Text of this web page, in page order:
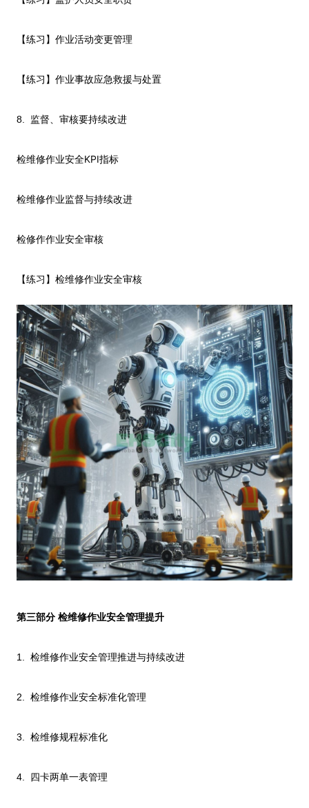
【练习】作业活动变更管理
【练习】作业事故应急救援与处置
8. 监督、审核要持续改进
检维修作业安全KPI指标
检维修作业监督与持续改进
检修作作业安全审核
【练习】检维修作业安全审核
第三部分 检维修作业安全管理提升
1. 检维修作业安全管理推进与持续改进
2. 检维修作业安全标准化管理
3. 检维修规程标准化
4. 四卡两单一表管理